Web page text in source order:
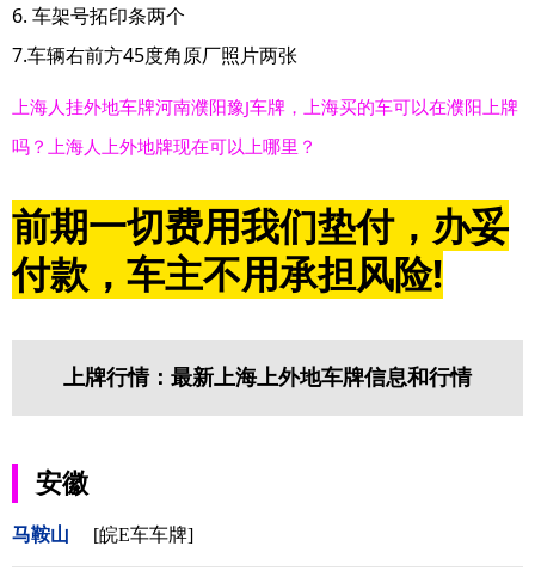
6. 车架号拓印条两个
7.车辆右前方45度角原厂照片两张
上海人挂外地车牌河南濮阳豫J车牌，上海买的车可以在濮阳上牌
吗？上海人上外地牌现在可以上哪里？
前期一切费用我们垫付，办妥
付款，车主不用承担风险!
上牌行情：最新上海上外地车牌信息和行情
安徽
马鞍山 [皖E车车牌]